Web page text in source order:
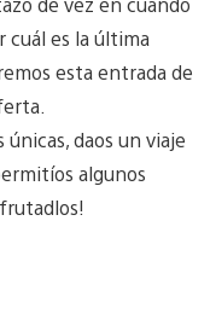
cuál es la última
esta entrada de
daos un viaje
algunos